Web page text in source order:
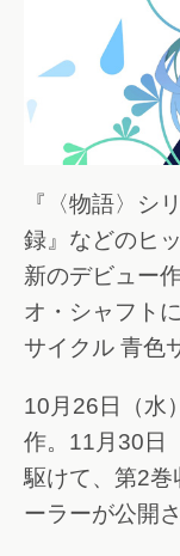
『〈物語〉シ
録』などのヒ
新のデビュー
オ・シャフト
サイクル 青色
10月26日（水
作。11月30日
駆けて、第2巻
ーラーが公開